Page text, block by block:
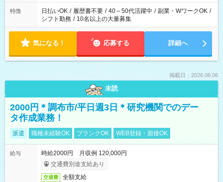
特徴 日払いOK / 履歴書不要 / 40～50代活躍中 / 副業・WワークOK /
シフト勤務 / 10名以上の大量募集
気になる！ 応募する 詳細へ
掲載日：2026.08.06
未読
2000円＊調布市/平日週3日＊研究機関でのデー
タ作成業務！
派遣 職種未経験OK ブランクOK WEB登録・面接OK
給与
時給2000円 月収例 120,000円
交通費別途支給あり
交通費 全額支給